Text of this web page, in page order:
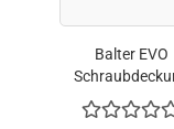
Balter EVO